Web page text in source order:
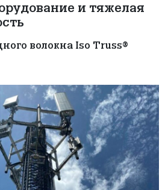
и тяжелая
волокна Iso Тruss®